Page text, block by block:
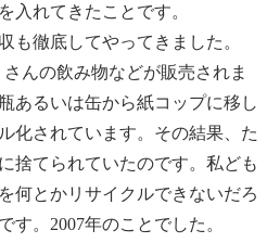
入れてきたことです。
徹底してやってきました。
んの飲み物などが販売されま
あるいは缶から紙コップに移し
化されています。その結果、た
捨てられていたのです。私ども
何とかリサイクルできないだろ
す。2007年のことでした。